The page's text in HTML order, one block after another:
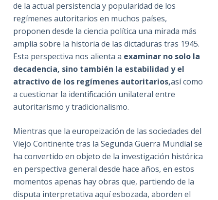
de la actual persistencia y popularidad de los
regímenes autoritarios en muchos países,
proponen desde la ciencia política una mirada más
amplia sobre la historia de las dictaduras tras 1945.
Esta perspectiva nos alienta a examinar no solo la
decadencia, sino también la estabilidad y el
atractivo de los regímenes autoritarios,así como
a cuestionar la identificación unilateral entre
autoritarismo y tradicionalismo.
Mientras que la europeización de las sociedades del
Viejo Continente tras la Segunda Guerra Mundial se
ha convertido en objeto de la investigación histórica
en perspectiva general desde hace años, en estos
momentos apenas hay obras que, partiendo de la
disputa interpretativa aquí esbozada, aborden el